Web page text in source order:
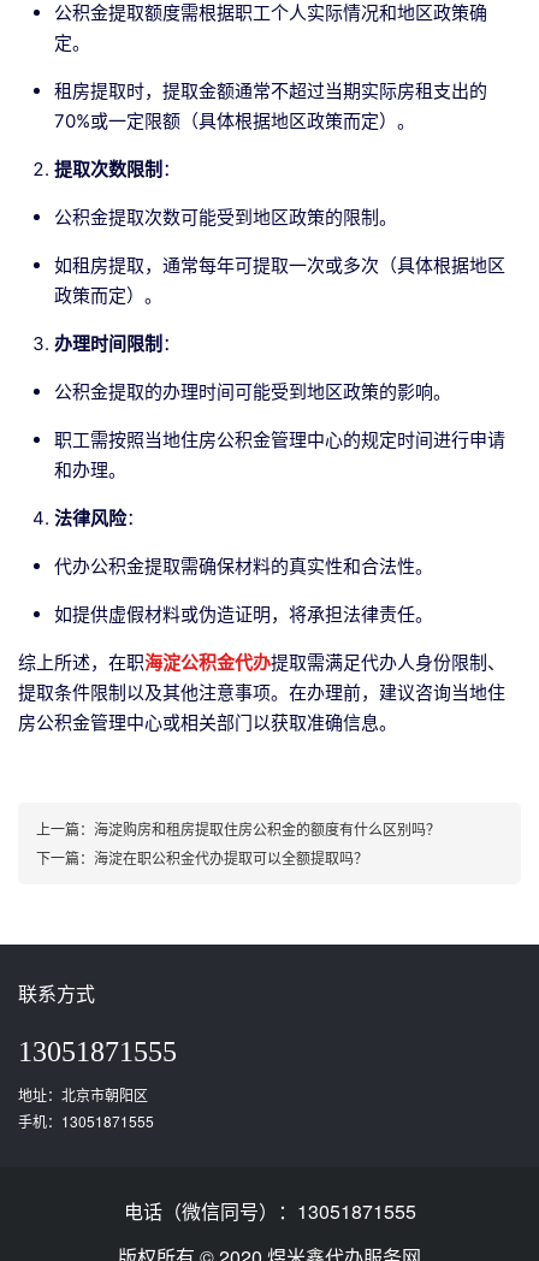
公积金提取额度需根据职工个人实际情况和地区政策确
定。
租房提取时，提取金额通常不超过当期实际房租支出的
70%或一定限额（具体根据地区政策而定）。
提取次数限制 ：
公积金提取次数可能受到地区政策的限制。
如租房提取，通常每年可提取一次或多次（具体根据地区
政策而定）。
办理时间限制 ：
公积金提取的办理时间可能受到地区政策的影响。
职工需按照当地住房公积金管理中心的规定时间进行申请
和办理。
法律风险：
代办公积金提取需确保材料的真实性和合法性。
如提供虚假材料或伪造证明，将承担法律责任。
综上所述，在职海淀公积金代办提取需满足代办人身份限制、
提取条件限制以及其他注意事项。在办理前，建议咨询当地住
房公积金管理中心或相关部门以获取准确信息。
上一篇： 海淀购房和租房提取住房公积金的额度有什么区别吗？
下一篇： 海淀在职公积金代办提取可以全额提取吗？
联系方式
13051871555
地址：北京市朝阳区
手机：13051871555
电话（微信同号）：13051871555